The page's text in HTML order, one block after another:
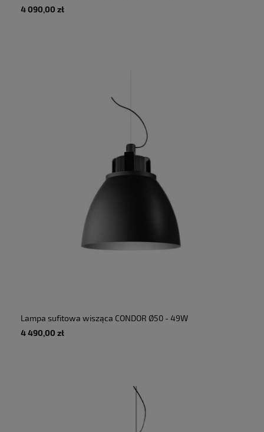
6880lm 3000K 230V IP20 - MARTINELLI LUCE
4 090,00 zł
Lampa sufitowa wisząca CONDOR Ø50 - 49W
6880lm 3000K 230V IP20 - MARTINELLI LUCE
4 490,00 zł